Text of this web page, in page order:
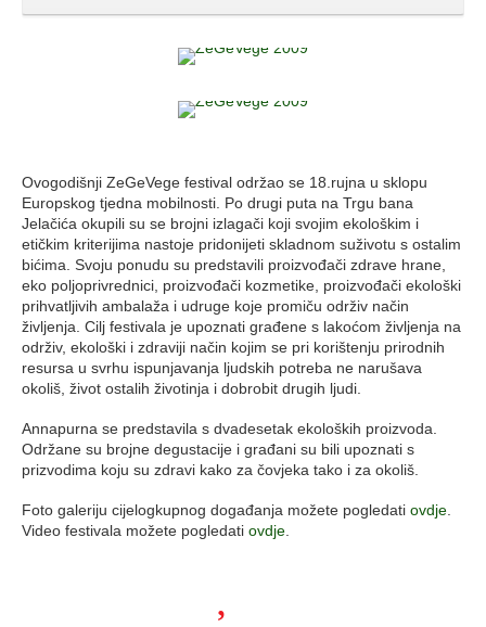
Ovogodišnji ZeGeVege festival održao se 18.rujna u sklopu
Europskog tjedna mobilnosti. Po drugi puta na Trgu bana
Jelačića okupili su se brojni izlagači koji svojim ekološkim i
etičkim kriterijima nastoje pridonijeti skladnom suživotu s ostalim
bićima. Svoju ponudu su predstavili proizvođači zdrave hrane,
eko poljoprivrednici, proizvođači kozmetike, proizvođači ekološki
prihvatljivih ambalaža i udruge koje promiču održiv način
življenja. Cilj festivala je upoznati građene s lakoćom življenja na
održiv, ekološki i zdraviji način kojim se pri korištenju prirodnih
resursa u svrhu ispunjavanja ljudskih potreba ne narušava
okoliš, život ostalih životinja i dobrobit drugih ljudi.
Annapurna se predstavila s dvadesetak ekoloških proizvoda.
Održane su brojne degustacije i građani su bili upoznati s
prizvodima koju su zdravi kako za čovjeka tako i za okoliš.
Foto galeriju cijelogkupnog događanja možete pogledati ovdje.
Video festivala možete pogledati ovdje.